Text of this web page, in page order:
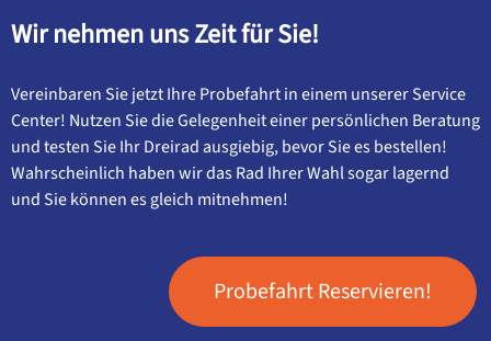
Wir nehmen uns Zeit für Sie!
Vereinbaren Sie jetzt Ihre Probefahrt in einem unserer Service
Center! Nutzen Sie die Gelegenheit einer persönlichen Beratung
und testen Sie Ihr Dreirad ausgiebig, bevor Sie es bestellen!
Wahrscheinlich haben wir das Rad Ihrer Wahl sogar lagernd
und Sie können es gleich mitnehmen!
Probefahrt Reservieren!